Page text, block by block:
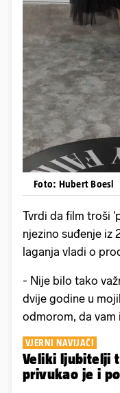
Foto: Hubert Boesl
Tvrdi da film troši
njezino suđenje iz
laganja vladi o
- Nije bilo tako
dvije godine u
odmorom, da vam
VJERNI NAVIJAČI
Veliki ljubitelji
privukao je i